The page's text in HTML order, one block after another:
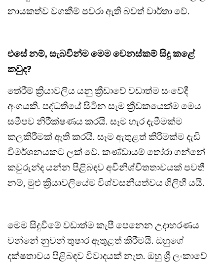
නායකත්ව වගකීම් පවරා ඇති බවත් වාර්තා වේ.
එසේ නම්, සැබවින්ම මෙම වෙනස්කම් සිදු කළේ
කවුද?
තේරීම් ක්‍රියාවලිය යනු ක්‍රීඩාවේ වඩාත්ම සංවේදී
අංගයකි. පද්ධතියේ සිටින සෑම ක්‍රීඩකයෙක්ම මෙය
සමීපව නිරීක්ෂණය කරයි. සෑම හැර දැමීමක්ම
කලකිරීමක් ඇති කරයි. සෑම ඇතුළත් කිරීමක්ම දැඩි
විමර්ශනයකට ලක් වේ. කණ්ඩායම් තෝරා ගන්නේ
කවුරුන්ද යන්න පිළිබඳව අවිනිශ්චිතතාවයක් පවතී
නම්, මුළු ක්‍රියාවලියේම විශ්වසනීයත්වය ගිලිහී යයි.
මෙම සිදුවීමේ වඩාත්ම කැපී පෙනෙන උදාහරණය
වන්නේ නුවන් තුෂාර ඇතුළත් කිරීමයි. ඔහුගේ
දක්ෂතාවය පිළිබඳව විවාදයක් නැත. ඔහු ශ්‍රී ලංකාවේ